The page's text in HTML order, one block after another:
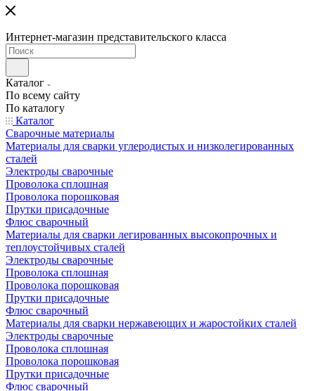
Интернет-магазин представительского класса
Каталог
По всему сайту
По каталогу
Каталог
Сварочные материалы
Материалы для сварки углеродистых и низколегированных
сталей
Электроды сварочные
Проволока сплошная
Проволока порошковая
Прутки присадочные
Флюс сварочный
Материалы для сварки легированных высокопрочных и
теплоустойчивых сталей
Электроды сварочные
Проволока сплошная
Проволока порошковая
Прутки присадочные
Флюс сварочный
Материалы для сварки нержавеющих и жаростойких сталей
Электроды сварочные
Проволока сплошная
Проволока порошковая
Прутки присадочные
Флюс сварочный